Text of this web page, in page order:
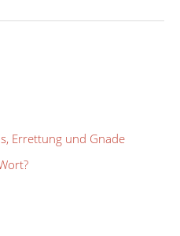
Errettung und Gnade